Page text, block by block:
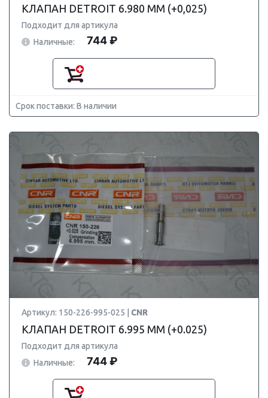
КЛАПАН DETROIT 6.980 ММ (+0,025)
Подходит для артикула
Наличные:
744 ₽
Срок поставки: В наличии
Артикул: 150-226-995-025 | CNR
КЛАПАН DETROIT 6.995 ММ (+0.025)
Подходит для артикула
Наличные:
744 ₽